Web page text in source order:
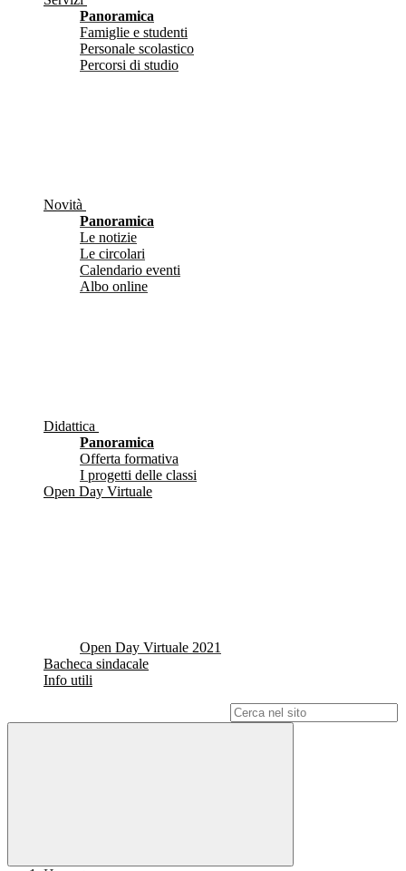
Panoramica
Famiglie e studenti
Personale scolastico
Percorsi di studio
Novità
Panoramica
Le notizie
Le circolari
Calendario eventi
Albo online
Didattica
Panoramica
Offerta formativa
I progetti delle classi
Open Day Virtuale
Open Day Virtuale 2021
Bacheca sindacale
Info utili